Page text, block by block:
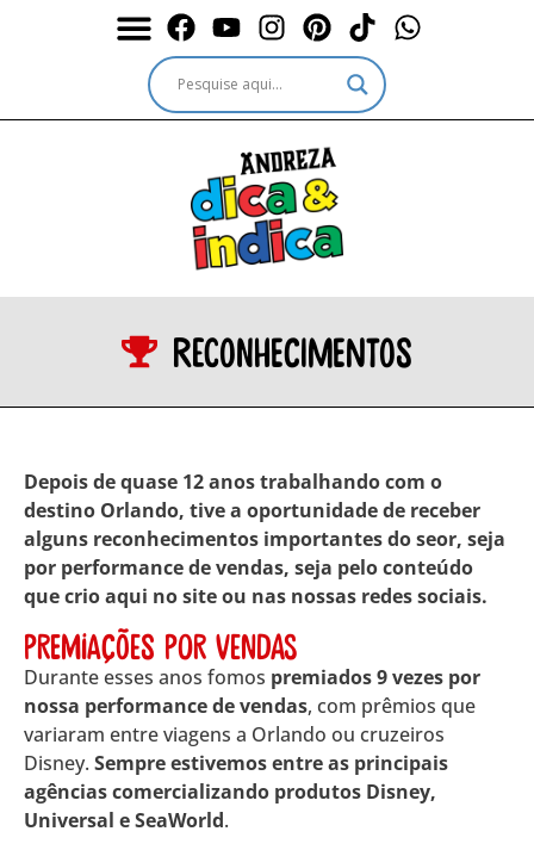
reconhecimentos
Depois de quase 12 anos trabalhando com o
destino Orlando, tive a oportunidade de receber
alguns reconhecimentos importantes do seor, seja
por performance de vendas, seja pelo conteúdo
que crio aqui no site ou nas nossas redes sociais.
Premiações por vendas
Durante esses anos fomos premiados 9 vezes por
nossa performance de vendas, com prêmios que
variaram entre viagens a Orlando ou cruzeiros
Disney. Sempre estivemos entre as principais
agências comercializando produtos Disney,
Universal e SeaWorld.